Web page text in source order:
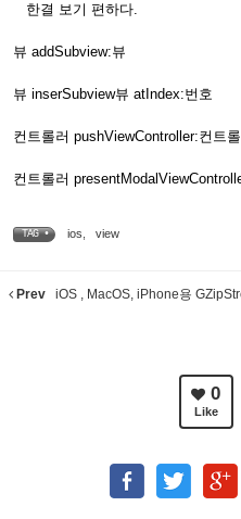
한결 보기 편하다.
뷰 addSubview:뷰
뷰 inserSubview뷰 atIndex:번호
컨트롤러 pushViewController:컨트
컨트롤러
TAG • ios view
Prev iOS , MacOS, iPhone용
0
Like